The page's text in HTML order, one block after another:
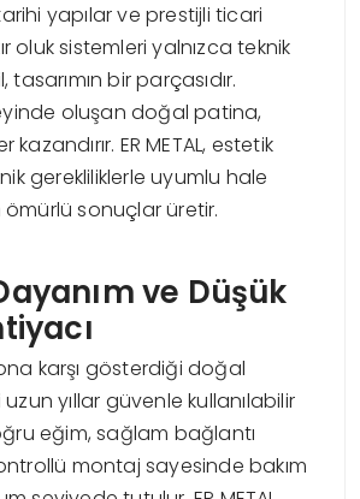
yapılar ve prestijli ticari
oluk sistemleri yalnızca teknik
bir parçasıdır.
oluşan doğal patina,
ER METAL, estetik
gerekliliklerle uyumlu hale
sonuçlar üretir.
ve Düşük
karşı gösterdiği doğal
yıllar güvenle kullanılabilir
eğim, sağlam bağlantı
montaj sayesinde bakım